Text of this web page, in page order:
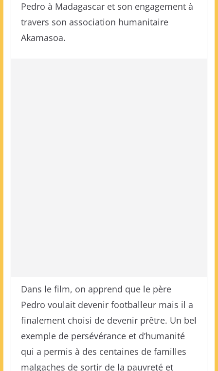
Pedro à Madagascar et son engagement à
travers son association humanitaire
Akamasoa.
Dans le film, on apprend que le père
Pedro voulait devenir footballeur mais il a
finalement choisi de devenir prêtre. Un bel
exemple de persévérance et d’humanité
qui a permis à des centaines de familles
malgaches de sortir de la pauvreté et